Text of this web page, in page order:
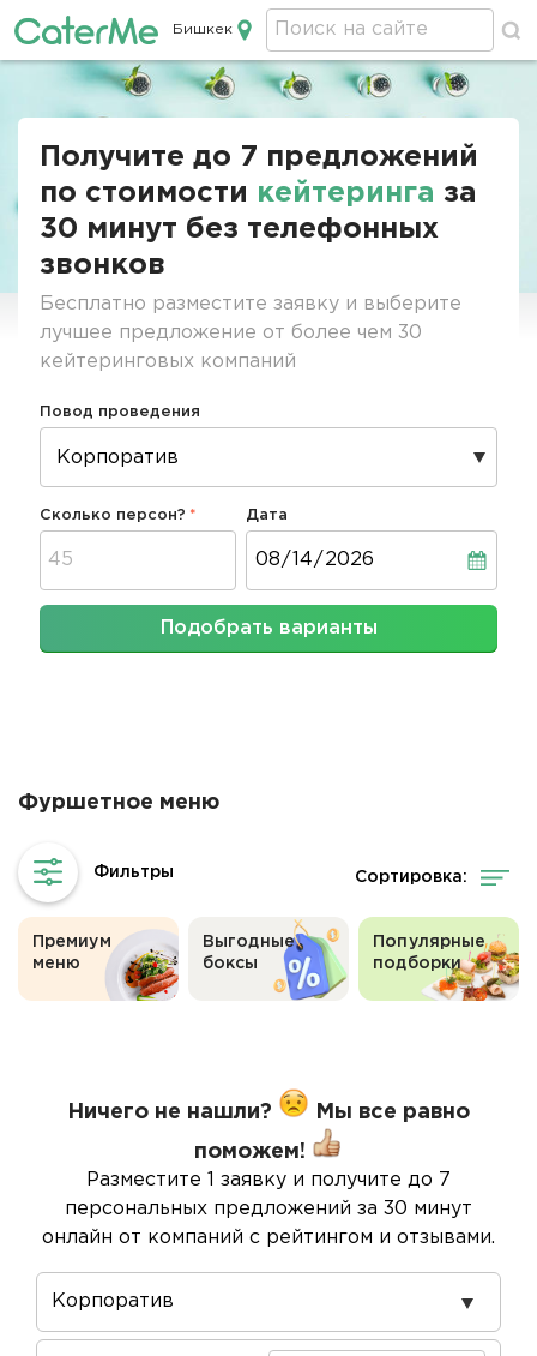
Кейтеринг в Бишкеке
Бишкек
Получите до 7 предложений
по стоимости кейтеринга за
30 минут без телефонных
звонков
Бесплатно разместите заявку и выберите
лучшее предложение от более чем 30
кейтеринговых компаний
Повод проведения
Сколько персон? Дата
Подобрать варианты
Фуршетное меню
Сортировка:
Премиум
меню
Выгодные
боксы
Популярные
подборки
Ничего не нашли? Мы все равно
поможем!
Разместите 1 заявку и получите до 7
персональных предложений за 30 минут
онлайн от компаний с рейтингом и отзывами.
Повод
проведения